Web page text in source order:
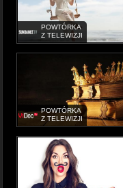
POWTÓRKA
Z TELEWIZJI
POWTÓRKA
Z TELEWIZJI